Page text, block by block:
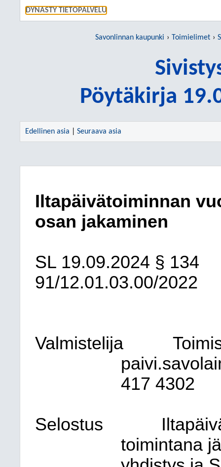
DYNASTY TIETOPALVELU
Savonlinnan kaupunki Toimielimet
Pöytäkirja
Edellinen asia Seuraava asia
Iltapäivätoiminnan
osan jakaminen
SL 19.09.2024 § 134
91/12.01.03.00/2022
Valmistelija
417 4302
Selostus
toimintana